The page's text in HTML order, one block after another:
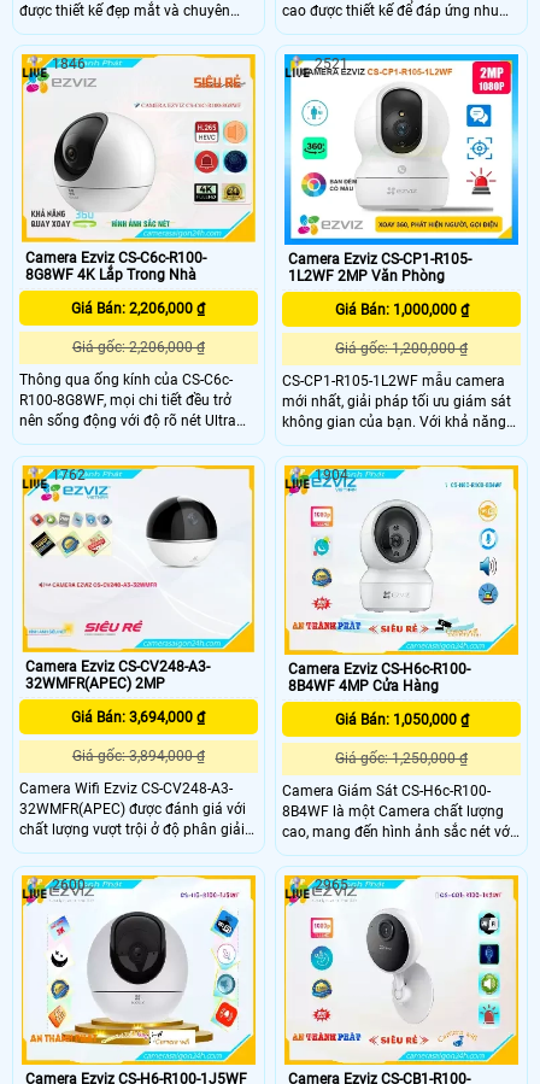
được thiết kế đẹp mắt và chuyên
nghiệp. Với độ phân giải cao lên đến
4.0MP và công nghệ hình ảnh tiên
tiến, nó cho phép ghi lại hình ảnh rõ
nét và chi tiết trong mọi điều kiện
cao được thiết kế để đáp ứng nhu
cầu giám sát an ninh cho gia đình
hoặc doanh nghiệp. Với độ phân
giải cao và công nghệ hình ảnh tiên
tiến, camera này cung cấp hình ảnh
sắc nét, rõ ràng ngay cả trong điều
kiện ánh sáng yếu
Camera Ezviz CS-C6c-R100-
8G8WF 4K Lắp Trong Nhà
Giá Bán: 2,206,000 ₫
Giá gốc: 2,206,000 ₫
Thông qua ống kính của CS-C6c-
R100-8G8WF, mọi chi tiết đều trở
nên sống động với độ rõ nét Ultra
HD từ ngày đến đêm, trong khi
phạm vi bao phủ 360° của nó đảm
bảo không bỏ sót góc nào. Camera
là người giám hộ thông minh của
bạn, sẽ thông báo cho bạn những
hoạt động quan trọng và những
khoảnh khắc đáng nhớ.
1846
Camera Ezviz CS-CP1-R105-
1L2WF 2MP Văn Phòng
Giá Bán: 1,000,000 ₫
Giá gốc: 1,200,000 ₫
CS-CP1-R105-1L2WF mẫu camera
mới nhất, giải pháp tối ưu giám sát
không gian của bạn. Với khả năng
xoay vòng, máy ảnh thông minh
này theo dõi hiệu quả mỗi không
gian của ngôi nhà dọc theo các
tuyến tuần tra độc đáo. Với một nút
vật lý sáng tạo, CS-CP1-R105-
1L2WF đảm bảo kết nối liên tục và
đáng tin cậy giữa bạn và gia đình
2521
Camera Ezviz CS-CV248-A3-
32WMFR(APEC) 2MP
Giá Bán: 3,694,000 ₫
Giá gốc: 3,894,000 ₫
Camera Wifi Ezviz CS-CV248-A3-
32WMFR(APEC) được đánh giá với
chất lượng vượt trội ở độ phân giải
2.0 megapixel, mang đến hình ảnh
sắc nét và chân thực. Với khả năng
xem ban đêm cùng hồng ngoại
10m, thiết bị này giúp quan sát mọi
lúc, mọi nơi một cách dễ dàng
1762
Camera Ezviz CS-H6c-R100-
8B4WF 4MP Cửa Hàng
Giá Bán: 1,050,000 ₫
Giá gốc: 1,250,000 ₫
Camera Giám Sát CS-H6c-R100-
8B4WF là một Camera chất lượng
cao, mang đến hình ảnh sắc nét với
độ phân giải lên đến 4.0 MP. Với khả
năng xem ban đêm thông qua hồng
ngoại có tầm quan sát lên đến 10m,
bạn có thể đảm bảo an ninh mọi
lúc, mọi nơi
1904
Camera Ezviz CS-H6-R100-1J5WF
2600
Camera Ezviz CS-CB1-R100-
2965